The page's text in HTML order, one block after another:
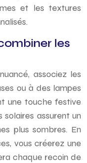
et les textures
les
associez les
ou à des lampes
une touche festive
assurent un
plus sombres. En
vous créerez une
chaque recoin de